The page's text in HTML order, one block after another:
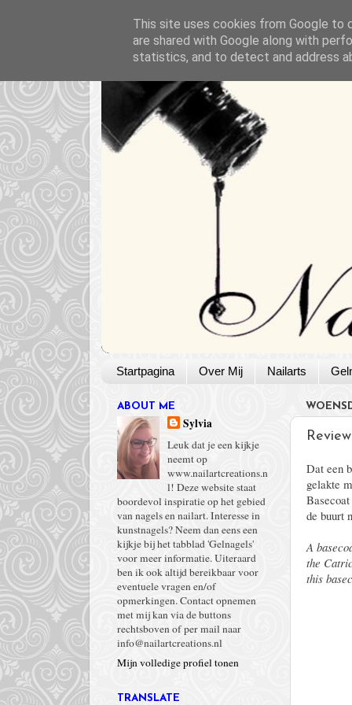
Startpagina Over Mij Nailarts
Dat een
gelakte
de buurt
A
the
this
ABOUT ME
Sylvia
Leuk dat je een kijkje
neemt op
www.nailartcreations.n
l! Deze website staat
boordevol inspiratie op het gebied
van nagels en nailart. Interesse in
kunstnagels? Neem dan eens een
kijkje bij het tabblad 'Gelnagels'
voor meer informatie. Uiteraard
ben ik ook altijd bereikbaar voor
eventuele vragen en/of
opmerkingen. Contact opnemen
met mij kan via de buttons
rechtsboven of per mail naar
info@nailartcreations.nl
Mijn volledige profiel tonen
TRANSLATE
This site uses cookies from Google to
are shared with Google along with
statistics, and to detect and address